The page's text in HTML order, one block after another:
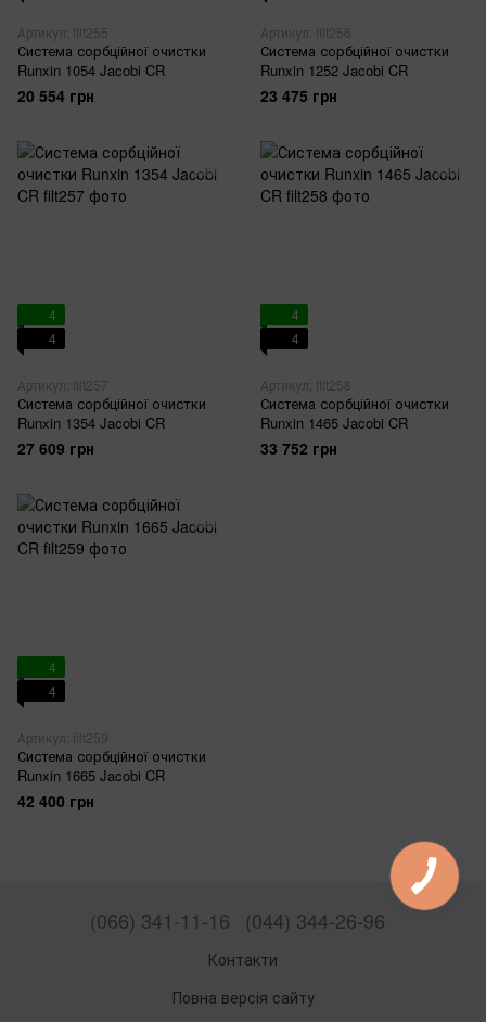
Артикул: filt255
Система сорбційної очистки
Runxin 1054 Jacobi CR
20 554 грн
Артикул: filt256
Система сорбційної очистки
Runxin 1252 Jacobi CR
23 475 грн
4
4
Артикул: filt257
Система сорбційної очистки
Runxin 1354 Jacobi CR
27 609 грн
4
4
Артикул: filt258
Система сорбційної очистки
Runxin 1465 Jacobi CR
33 752 грн
4
4
Артикул: filt259
Система сорбційної очистки
Runxin 1665 Jacobi CR
42 400 грн
(066) 341-11-16 (044) 344-26-96
Контакти
Повна версія сайту